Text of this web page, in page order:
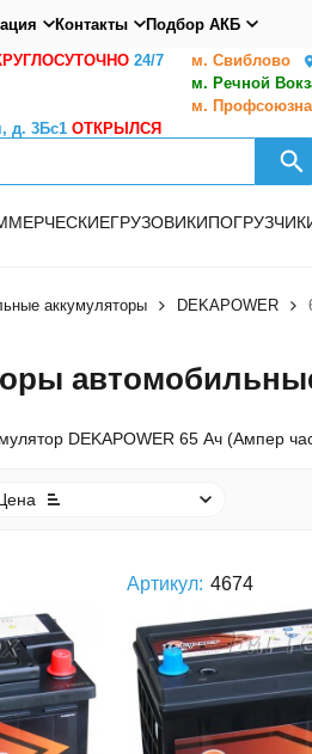
Контакты Подбор АКБ
24/7 м. Свиблово
м. Речной
м.
д. 3Бс1 ОТКРЫЛСЯ
ГРУЗОВИКИ
аккумуляторы DEKAPOWER
DEKAPOWER 65 Ач (Ампер
Артикул: 4674